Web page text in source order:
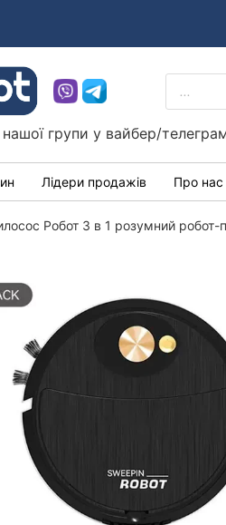
платформа в Україні
SEARCH
групи у вайбер/
Лідери продажів Про нас
Робот 3 в 1 розумний